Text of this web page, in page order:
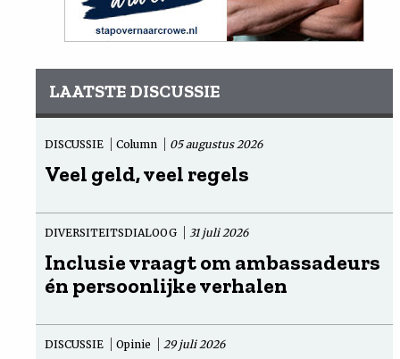
LAATSTE DISCUSSIE
DISCUSSIE Column 05 augustus 2026
Veel geld, veel regels
DIVERSITEITSDIALOOG 31 juli 2026
Inclusie vraagt om ambassadeurs
én persoonlijke verhalen
DISCUSSIE Opinie 29 juli 2026